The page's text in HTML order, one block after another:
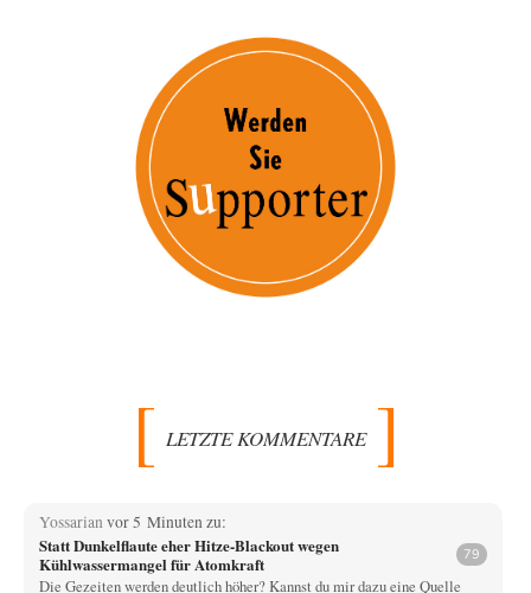
LETZTE KOMMENTARE
Yossarian vor 5 Minuten zu:
Statt Dunkelflaute eher Hitze-Blackout wegen
Kühlwassermangel für Atomkraft
79
Die Gezeiten werden deutlich höher? Kannst du mir dazu eine Quelle